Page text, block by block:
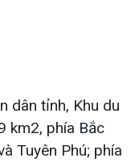
dân tỉnh, Khu du
km2, phía Bắc
Tuyên Phú; phía